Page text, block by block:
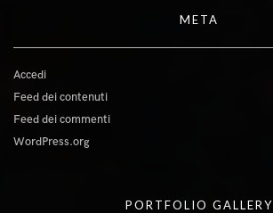
META
Accedi
Feed dei contenuti
Feed dei commenti
WordPress.org
PORTFOLIO GALLERY